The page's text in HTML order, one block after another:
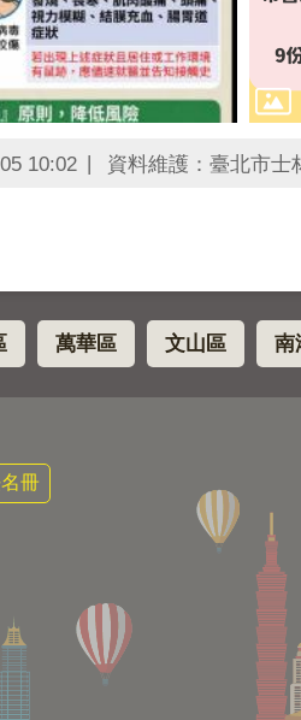
10:02 資料維護：臺北市士
萬華區 文山區 南
冊